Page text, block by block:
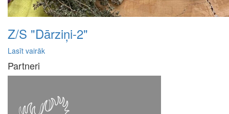
Z/S "Dārziņi-2"
Lasīt vairāk
Partneri